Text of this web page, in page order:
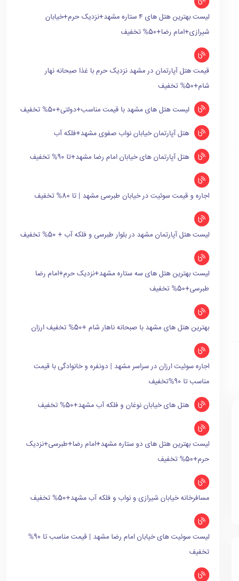
لیست بهترین هتل های ۴ ستاره مشهد+نزدیک حرم+خیابان
شیرازی+امام رضا+50% تخفیف
قیمت هتل آپارتمان در مشهد نزدیک حرم با غذا صبحانه نهار
شام+50% تخفیف
لیست هتل های مشهد با قیمت مناسب+دولتی+50% تخفیف
هتل آپارتمان خیابان نواب صفوی مشهد+فلکه آب
هتل آپارتمان های خیابان امام رضا مشهد+تا 90% تخفیف
اجاره و قیمت سوئیت در خیابان طبرسی مشهد | تا 80% تخفیف
لیست هتل آپارتمان مشهد در بلوار طبرسی و فلکه آب + 50% تخفیف
لیست بهترین هتل های سه ستاره مشهد+نزدیک حرم+امام رضا
طبرسی+50% تخفیف
بهترین هتل های مشهد با صبحانه ناهار شام +50% تخفیف ارزان
اجاره سوئیت ارزان در سراسر مشهد | دونفره و خانوادگی با قیمت
مناسب تا 90%تخفیف
هتل های خیابان نوغان و فلکه آب مشهد+50% تخفیف
لیست بهترین هتل های دو ستاره مشهد+امام رضا+طبرسی+نزدیک
حرم+50% تخفیف
مسافرخانه خیابان شیرازی و نواب و فلکه آب مشهد+50% تخفیف
لیست سوئیت های خیابان امام رضا مشهد | قیمت مناسب تا 90%
تخفیف